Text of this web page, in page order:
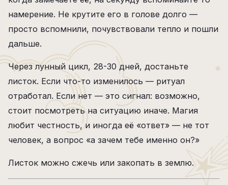
намерение. Не крутите его в голове долго —
просто вспомнили, почувствовали тепло и пошли
дальше.
Через лунный цикл, 28-30 дней, достаньте
листок. Если что-то изменилось — ритуал
отработал. Если нет — это сигнал: возможно,
стоит посмотреть на ситуацию иначе. Магия
любит честность, и иногда её «ответ» — не тот
человек, а вопрос «а зачем тебе именно он?»
Листок можно сжечь или закопать в землю.